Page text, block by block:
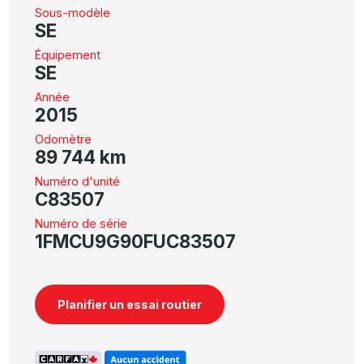
Sous-modèle
SE
Équipement
SE
Année
2015
Odomètre
89 744 km
Numéro d'unité
C83507
Numéro de série
1FMCU9G90FUC83507
Planifier un essai routier